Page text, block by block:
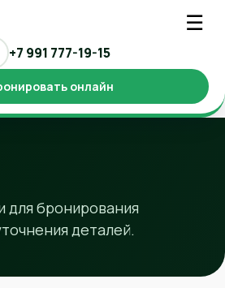
☰
+7 991 777-19-15
онлайн
для бронирования
деталей.